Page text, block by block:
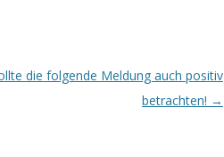
die folgende Meldung auch positiv
betrachten! →